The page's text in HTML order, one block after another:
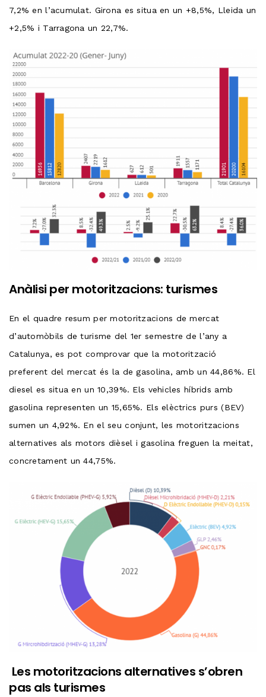
7,2% en l’acumulat. Girona es situa en un +8,5%, Lleida un
+2,5% i Tarragona un 22,7%.
Anàlisi per motoritzacions: turismes
En el quadre resum per motoritzacions de mercat
d’automòbils de turisme del 1er semestre de l’any a
Catalunya, es pot comprovar que la motorització
preferent del mercat és la de gasolina, amb un 44,86%. El
diesel es situa en un 10,39%. Els vehicles híbrids amb
gasolina representen un 15,65%. Els elèctrics purs (BEV)
sumen un 4,92%. En el seu conjunt, les motoritzacions
alternatives als motors dièsel i gasolina freguen la meitat,
concretament un 44,75%.
Les motoritzacions alternatives s’obren
pas als turismes